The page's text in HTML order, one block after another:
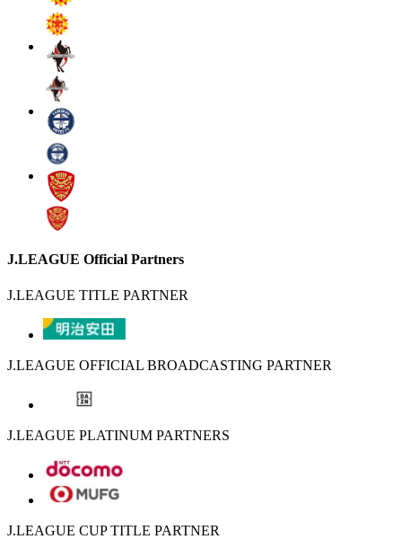
J.LEAGUE Official Partners
J.LEAGUE TITLE PARTNER
J.LEAGUE OFFICIAL BROADCASTING PARTNER
J.LEAGUE PLATINUM PARTNERS
J.LEAGUE CUP TITLE PARTNER